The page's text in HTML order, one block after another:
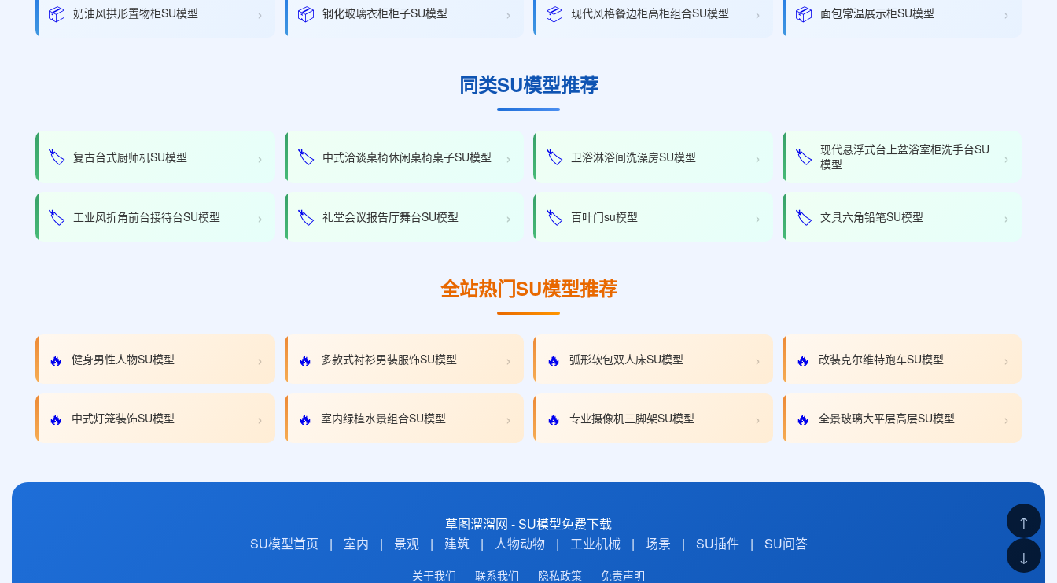
📦 奶油风拱形置物柜SU模型 › 📦 钢化玻璃衣柜柜子SU模型 › 📦 现代风格餐边柜高柜组合SU模型 › 📦 面包常温展示柜SU模型 ›
同类SU模型推荐
🏷️ 复古台式厨师机SU模型 › 🏷️ 中式洽谈桌椅休闲桌椅桌子SU模型 › 🏷️ 卫浴淋浴间洗澡房SU模型 › 🏷️ 现代悬浮式台上盆浴室柜洗手台SU
模型
›
🏷️ 工业风折角前台接待台SU模型 › 🏷️ 礼堂会议报告厅舞台SU模型 › 🏷️ 百叶门su模型 › 🏷️ 文具六角铅笔SU模型 ›
全站热门SU模型推荐
🔥 健身男性人物SU模型 › 🔥 多款式衬衫男装服饰SU模型 › 🔥 弧形软包双人床SU模型 › 🔥 改装克尔维特跑车SU模型 ›
🔥 中式灯笼装饰SU模型 › 🔥 室内绿植水景组合SU模型 › 🔥 专业摄像机三脚架SU模型 › 🔥 全景玻璃大平层高层SU模型 ›
草图溜溜网 - SU模型免费下载
SU模型首页
| 室内 | 景观 | 建筑 | 人物动物 | 工业机械 | 场景 | SU插件 | SU问答
关于我们 联系我们 隐私政策 免责声明
↑
↓